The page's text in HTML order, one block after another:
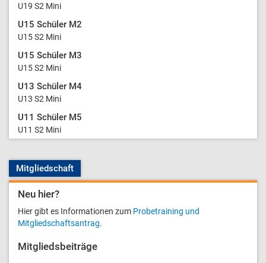
U19 S2 Mini
U15 Schüler M2
U15 S2 Mini
U15 Schüler M3
U15 S2 Mini
U13 Schüler M4
U13 S2 Mini
U11 Schüler M5
U11 S2 Mini
Mitgliedschaft
Neu hier?
Hier gibt es Informationen zum Probetraining und
Mitgliedschaftsantrag.
Mitgliedsbeiträge